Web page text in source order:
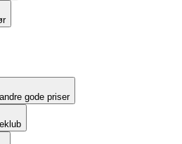
gode priser